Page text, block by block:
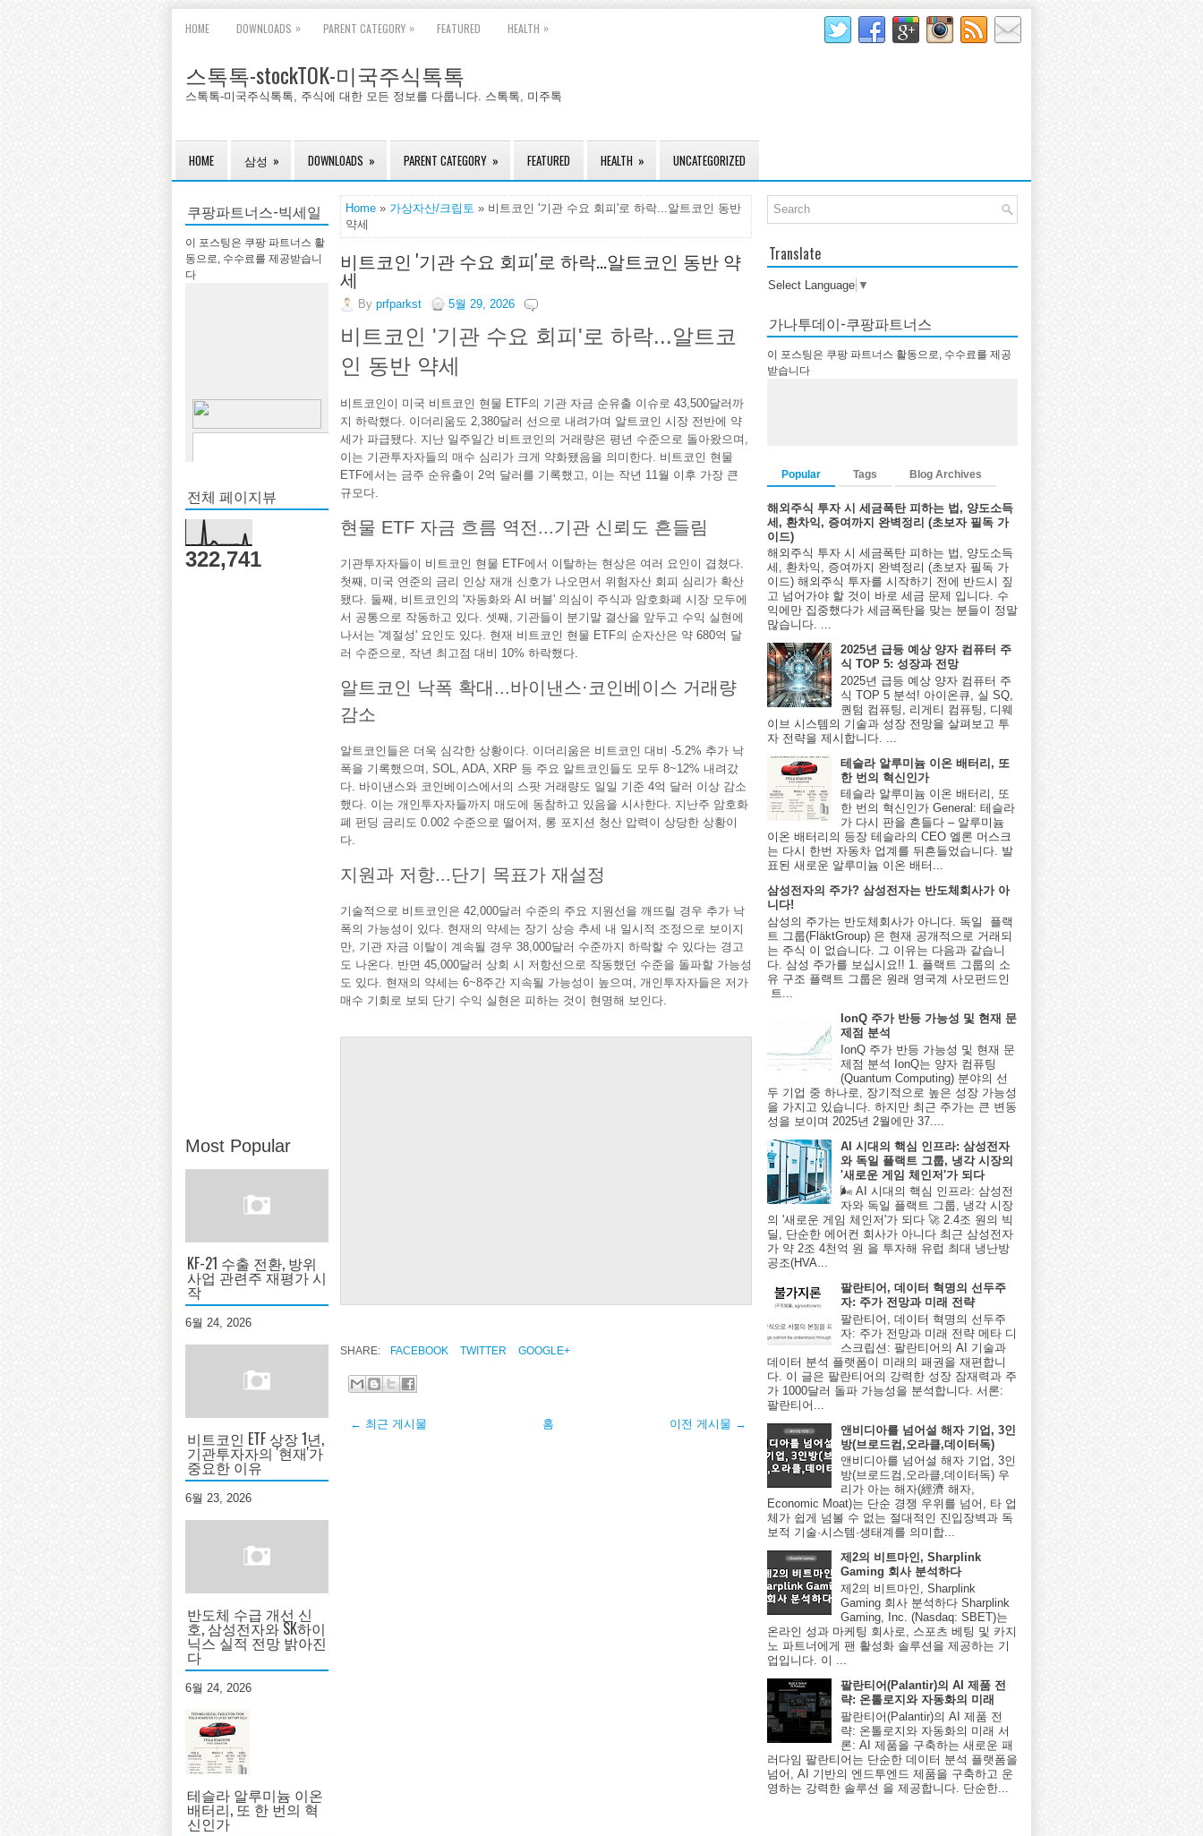
HOME DOWNLOADS » PARENT CATEGORY » FEATURED HEALTH »
스톡톡-stockTOK-미국주식톡톡
스톡톡-미국주식톡톡, 주식에 대한 모든 정보를 다룹니다. 스톡톡, 미주톡
HOME 삼성 » DOWNLOADS » PARENT CATEGORY » FEATURED HEALTH » UNCATEGORIZED
쿠팡파트너스-빅세일
이 포스팅은 쿠팡 파트너스 활
동으로, 수수료를 제공받습니
다
전체 페이지뷰
322,741
Most Popular
KF-21 수출 전환, 방위
사업 관련주 재평가 시
작
6월 24, 2026
비트코인 ETF 상장 1년,
기관투자자의 '현재'가
중요한 이유
6월 23, 2026
반도체 수급 개선 신
호, 삼성전자와 SK하이
닉스 실적 전망 밝아진
다
6월 24, 2026
테슬라 알루미늄 이온
배터리, 또 한 번의 혁
신인가
Home » 가상자산/크립토 » 비트코인 '기관 수요 회피'로 하락...알트코인 동반
약세
비트코인 '기관 수요 회피'로 하락...알트코인 동반 약
세
By prfparkst 5월 29, 2026
비트코인 '기관 수요 회피'로 하락...알트코
인 동반 약세
비트코인이 미국 비트코인 현물 ETF의 기관 자금 순유출 이슈로 43,500달러까
지 하락했다. 이더리움도 2,380달러 선으로 내려가며 알트코인 시장 전반에 약
세가 파급됐다. 지난 일주일간 비트코인의 거래량은 평년 수준으로 돌아왔으며,
이는 기관투자자들의 매수 심리가 크게 약화됐음을 의미한다. 비트코인 현물
ETF에서는 금주 순유출이 2억 달러를 기록했고, 이는 작년 11월 이후 가장 큰
규모다.
현물 ETF 자금 흐름 역전...기관 신뢰도 흔들림
기관투자자들이 비트코인 현물 ETF에서 이탈하는 현상은 여러 요인이 겹쳤다.
첫째, 미국 연준의 금리 인상 재개 신호가 나오면서 위험자산 회피 심리가 확산
됐다. 둘째, 비트코인의 '자동화와 AI 버블' 의심이 주식과 암호화폐 시장 모두에
서 공통으로 작동하고 있다. 셋째, 기관들이 분기말 결산을 앞두고 수익 실현에
나서는 '계절성' 요인도 있다. 현재 비트코인 현물 ETF의 순자산은 약 680억 달
러 수준으로, 작년 최고점 대비 10% 하락했다.
알트코인 낙폭 확대...바이낸스·코인베이스 거래량
감소
알트코인들은 더욱 심각한 상황이다. 이더리움은 비트코인 대비 -5.2% 추가 낙
폭을 기록했으며, SOL, ADA, XRP 등 주요 알트코인들도 모두 8~12% 내려갔
다. 바이낸스와 코인베이스에서의 스팟 거래량도 일일 기준 4억 달러 이상 감소
했다. 이는 개인투자자들까지 매도에 동참하고 있음을 시사한다. 지난주 암호화
폐 펀딩 금리도 0.002 수준으로 떨어져, 롱 포지션 청산 압력이 상당한 상황이
다.
지원과 저항...단기 목표가 재설정
기술적으로 비트코인은 42,000달러 수준의 주요 지원선을 깨뜨릴 경우 추가 낙
폭의 가능성이 있다. 현재의 약세는 장기 상승 추세 내 일시적 조정으로 보이지
만, 기관 자금 이탈이 계속될 경우 38,000달러 수준까지 하락할 수 있다는 경고
도 나온다. 반면 45,000달러 상회 시 저항선으로 작동했던 수준을 돌파할 가능성
도 있다. 현재의 약세는 6~8주간 지속될 가능성이 높으며, 개인투자자들은 저가
매수 기회로 보되 단기 수익 실현은 피하는 것이 현명해 보인다.
SHARE: FACEBOOK TWITTER GOOGLE+
← 최근 게시물 이전 게시물 →
홈
Translate
Select Language ▼
가나투데이-쿠팡파트너스
이 포스팅은 쿠팡 파트너스 활동으로, 수수료를 제공
받습니다
Popular Tags Blog Archives
해외주식 투자 시 세금폭탄 피하는 법, 양도소득
세, 환차익, 증여까지 완벽정리 (초보자 필독 가
이드)
해외주식 투자 시 세금폭탄 피하는 법, 양도소득
세, 환차익, 증여까지 완벽정리 (초보자 필독 가
이드) 해외주식 투자를 시작하기 전에 반드시 짚
고 넘어가야 할 것이 바로 세금 문제 입니다. 수
익에만 집중했다가 세금폭탄을 맞는 분들이 정말
많습니다. ...
2025년 급등 예상 양자 컴퓨터 주
식 TOP 5: 성장과 전망
2025년 급등 예상 양자 컴퓨터 주
식 TOP 5 분석! 아이온큐, 실 SQ,
퀀텀 컴퓨팅, 리게티 컴퓨팅, 디웨
이브 시스템의 기술과 성장 전망을 살펴보고 투
자 전략을 제시합니다. ...
테슬라 알루미늄 이온 배터리, 또
한 번의 혁신인가
테슬라 알루미늄 이온 배터리, 또
한 번의 혁신인가 General: 테슬라
가 다시 판을 흔들다 – 알루미늄
이온 배터리의 등장 테슬라의 CEO 엘론 머스크
는 다시 한번 자동차 업계를 뒤흔들었습니다. 발
표된 새로운 알루미늄 이온 배터...
삼성전자의 주가? 삼성전자는 반도체회사가 아
니다!
삼성의 주가는 반도체회사가 아니다. 독일 플랙
트 그룹(FläktGroup) 은 현재 공개적으로 거래되
는 주식 이 없습니다. 그 이유는 다음과 같습니
다. 삼성 주가를 보십시요!! 1. 플랙트 그룹의 소
유 구조 플랙트 그룹은 원래 영국계 사모펀드인
트...
IonQ 주가 반등 가능성 및 현재 문
제점 분석
IonQ 주가 반등 가능성 및 현재 문
제점 분석 IonQ는 양자 컴퓨팅
(Quantum Computing) 분야의 선
두 기업 중 하나로, 장기적으로 높은 성장 가능성
을 가지고 있습니다. 하지만 최근 주가는 큰 변동
성을 보이며 2025년 2월에만 37....
AI 시대의 핵심 인프라: 삼성전자
와 독일 플랙트 그룹, 냉각 시장의
'새로운 게임 체인저'가 되다
🌬️ AI 시대의 핵심 인프라: 삼성전
자와 독일 플랙트 그룹, 냉각 시장
의 '새로운 게임 체인저'가 되다 🚀 2.4조 원의 빅
딜, 단순한 에어컨 회사가 아니다 최근 삼성전자
가 약 2조 4천억 원 을 투자해 유럽 최대 냉난방
공조(HVA...
팔란티어, 데이터 혁명의 선두주
자: 주가 전망과 미래 전략
팔란티어, 데이터 혁명의 선두주
자: 주가 전망과 미래 전략 메타 디
스크립션: 팔란티어의 AI 기술과
데이터 분석 플랫폼이 미래의 패권을 재편합니
다. 이 글은 팔란티어의 강력한 성장 잠재력과 주
가 1000달러 돌파 가능성을 분석합니다. 서론:
팔란티어...
앤비디아를 넘어설 해자 기업, 3인
방(브로드컴,오라클,데이터독)
앤비디아를 넘어설 해자 기업, 3인
방(브로드컴,오라클,데이터독) 우
리가 아는 해자(經濟 해자,
Economic Moat)는 단순 경쟁 우위를 넘어, 타 업
체가 쉽게 넘볼 수 없는 절대적인 진입장벽과 독
보적 기술·시스템·생태계를 의미합...
제2의 비트마인, Sharplink
Gaming 회사 분석하다
제2의 비트마인, Sharplink
Gaming 회사 분석하다 Sharplink
Gaming, Inc. (Nasdaq: SBET)는
온라인 성과 마케팅 회사로, 스포츠 베팅 및 카지
노 파트너에게 팬 활성화 솔루션을 제공하는 기
업입니다. 이 ...
팔란티어(Palantir)의 AI 제품 전
략: 온톨로지와 자동화의 미래
팔란티어(Palantir)의 AI 제품 전
략: 온톨로지와 자동화의 미래 서
론: AI 제품을 구축하는 새로운 패
러다임 팔란티어는 단순한 데이터 분석 플랫폼을
넘어, AI 기반의 엔드투엔드 제품을 구축하고 운
영하는 강력한 솔루션 을 제공합니다. 단순한...